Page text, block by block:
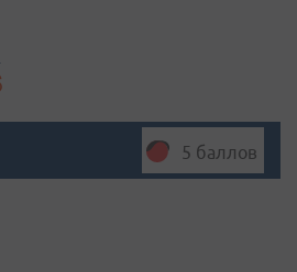
5 баллов